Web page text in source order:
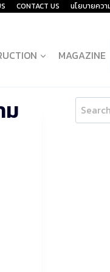
CONTACT US นโยบายคว
MAGAZINE
ม
Search
for: